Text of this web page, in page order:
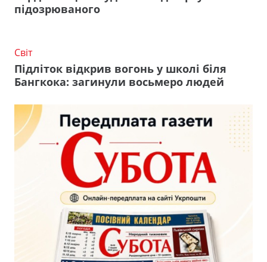
підозрюваного
Світ
Підліток відкрив вогонь у школі біля
Бангкока: загинули восьмеро людей